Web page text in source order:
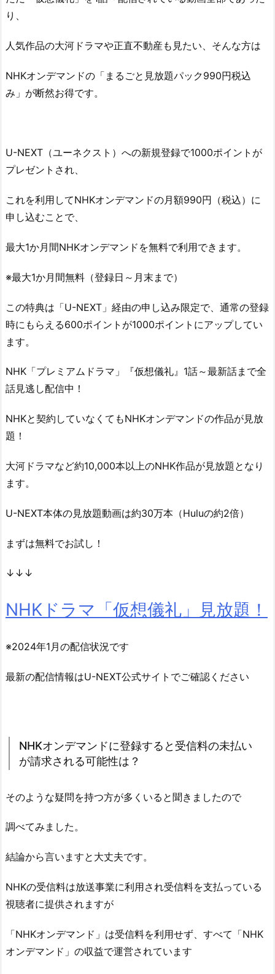
り、
人気作品の大河ドラマや正直不動産も見たい、そんな方は
NHKオンデマンドの「まるごと見放題パック990円税込
み」が断然お得です。
U-NEXT（ユーネクスト）への新規登録で1000ポイントが
プレゼントされ、
これを利用してNHKオンデマンドの月額990円（税込）に
申し込むことで、
最大1か月間NHKオンデマンドを無料で利用できます。
※最大1か月間無料（登録日～月末まで）
この特典は「U-NEXT」経由の申し込み限定で、通常の登録
時にもらえる600ポイントが1000ポイントにアップしてい
ます。
NHK「プレミアムドラマ」『仮想儀礼』1話～最新話まで全
話見逃し配信中！
NHKと契約していなくてもNHKオンデマンドの作品が見放
題！
大河ドラマなど約10,000本以上のNHK作品が見放題となり
ます。
U-NEXT本体の見放題動画は約30万本（Huluの約2倍）
まずは無料でお試し！
↓↓↓
NHKドラマ「仮想儀礼」見放題！
※2024年1月の配信状況です
最新の配信情報はU-NEXT公式サイトでご確認ください
NHKオンデマンドに登録すると受信料の未払い
が請求される可能性は？
そのような疑問を持つ方が多くいると聞きましたので
調べてみました。
結論から言いますと大丈夫です。
NHKの受信料は放送事業に利用され受信料を支払っている
視聴者に提供されますが
「NHKオンデマンド」は受信料を利用せず、すべて「NHK
オンデマンド」の収益で運営されています